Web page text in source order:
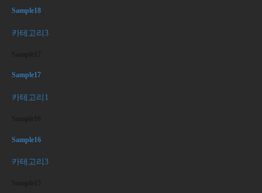
Sample18
카테고리3
Sample17
카테고리1
Sample16
카테고리3